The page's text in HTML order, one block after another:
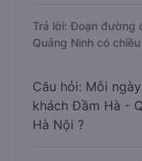
Trả lời: Đoạn đường
Quảng Ninh có
Câu hỏi: Mỗi
khách Đầm Hà -
Hà Nội ?